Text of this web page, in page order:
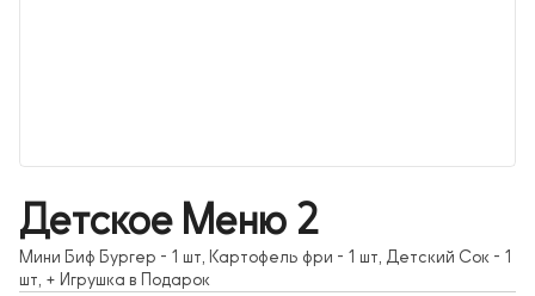
Детское Меню 2
Мини Биф Бургер - 1 шт, Картофель фри - 1 шт, Детский Сок - 1
шт, + Игрушка в Подарок